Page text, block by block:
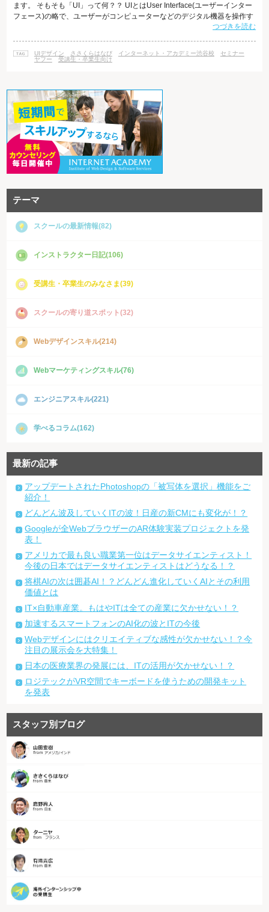
ます。 そもそも「UI」って何？？ UIとはUser Interface(ユーザーインター
フェース)の略で、ユーザーがコンピューターなどのデジタル機器を操作す
る際に、接点となる部分（画面やOSなど）を指します。 言い換えると、人
です。 この接点部分が分かりやすければ分かりやすいほど、コミュニケー
ションが円滑になる＝スムーズに操作をすることができるよ
つづきを読む
UIデザイン ささくらはなび インターネット・アカデミー渋谷校
セミナー
ヤフー
受講生・卒業生向け
テーマ
スクールの最新情報(82)
インストラクター日記(106)
受講生・卒業生のみなさま(39)
スクールの寄り道スポット(32)
Webデザインスキル(214)
Webマーケティングスキル(76)
エンジニアスキル(221)
学べるコラム(162)
最新の記事
アップデートされたPhotoshopの「被写体を選択」機能をご
紹介！
どんどん波及していくITの波！日産の新CMにも変化が！？
Googleが全WebブラウザーのAR体験実装プロジェクトを発
表！
アメリカで最も良い職業第一位はデータサイエンティスト！
今後の日本ではデータサイエンティストはどうなる！？
将棋AIの次は囲碁AI！？どんどん進化していくAIとその利用
価値とは
IT×自動車産業。もはやITは全ての産業に欠かせない！？
加速するスマートフォンのAI化の波とITの今後
Webデザインにはクリエイティブな感性が欠かせない！？今
注目の展示会を大特集！
日本の医療業界の発展には、ITの活用が欠かせない！？
ロジテックがVR空間でキーボードを使うための開発キット
を発表
スタッフ別ブログ